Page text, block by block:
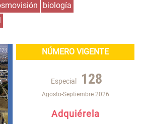
biología
NÚMERO VIGENTE
Especial 128
Agosto-Septiembre 2026
Adquiérela